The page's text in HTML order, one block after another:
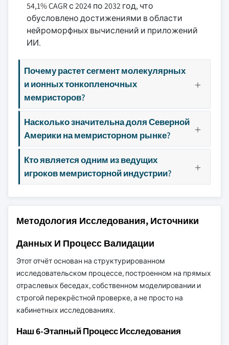
54,1% CAGR с 2024 по 2032 год, что
обусловлено достижениями в области
нейроморфных вычислений и приложений
ИИ.
Почему растет сегмент молекулярных
и ионных тонкопленочных
мемристоров?
Насколько значительна доля Северной
Америки на мемристорном рынке?
Кто является одним из ведущих
игроков мемристорной индустрии?
Методология Исследования, Источники
Данных И Процесс Валидации
Этот отчёт основан на структурированном
исследовательском процессе, построенном на прямых
отраслевых беседах, собственном моделировании и
строгой перекрёстной проверке, а не просто на
кабинетных исследованиях.
Наш 6-Этапный Процесс Исследования